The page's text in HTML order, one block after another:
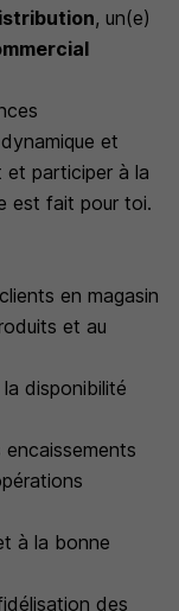
, un(e)
et
et participer à la
est fait pour toi.
en magasin
et au
disponibilité
à la bonne
des